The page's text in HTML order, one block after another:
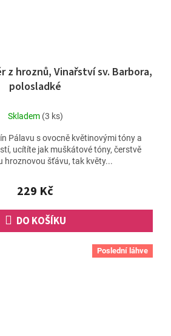
z hroznů, Vinařství sv. Barbora,
polosladké
Skladem (3 ks)
229 Kč
DO KOŠÍKU
Pálavu s ovocně květinovými tóny a
ucítíte jak muškátové tóny, čerstvě
hroznovou šťávu, tak květy...
Poslední láhve